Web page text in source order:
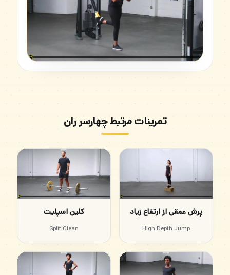
تمرینات مرتبط چهارسر ران
پرش عمقی از ارتفاع زیاد
High Depth Jump
کلین اسپلیت
Split Clean